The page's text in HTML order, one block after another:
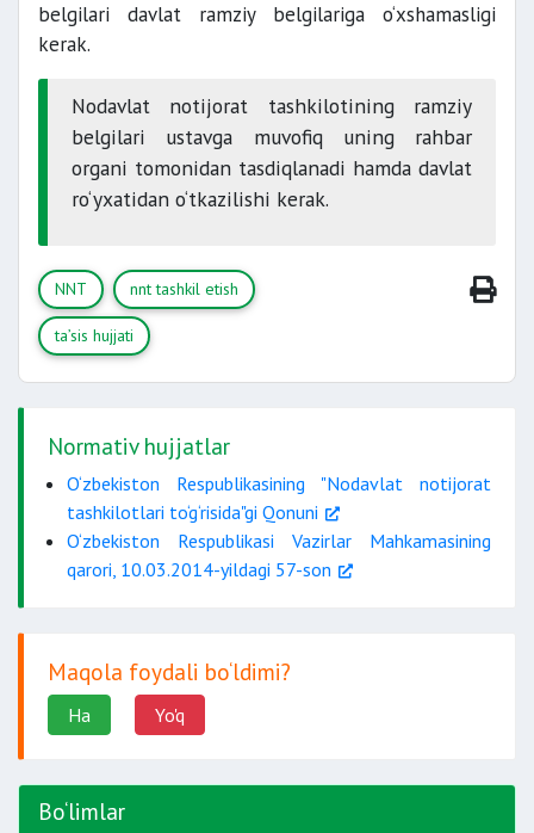
belgilari davlat ramziy belgilariga o‘xshamasligi
kerak.
Nodavlat notijorat tashkilotining ramziy
belgilari ustavga muvofiq uning rahbar
organi tomonidan tasdiqlanadi hamda davlat
ro‘yxatidan o‘tkazilishi kerak.
NNT nnt tashkil etish
ta’sis hujjati
Normativ hujjatlar
O‘zbekiston Respublikasining "Nodavlat notijorat
tashkilotlari to‘g‘risida"gi Qonuni
O‘zbekiston Respublikasi Vazirlar Mahkamasining
qarori, 10.03.2014-yildagi 57-son
Maqola foydali bo‘ldimi?
Ha Yo'q
Bo‘limlar